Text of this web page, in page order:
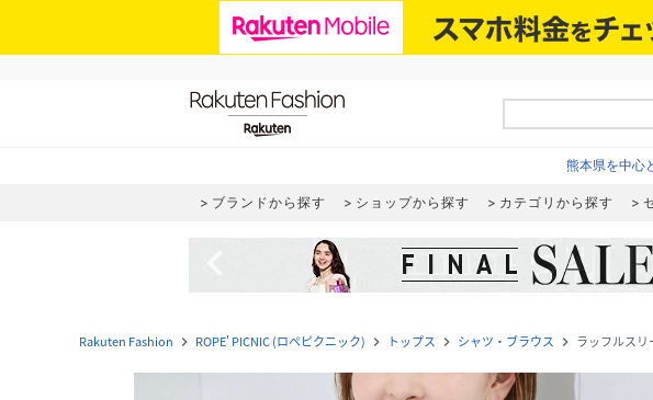
熊本県を中心
ブランドから探す ショップから探す カテゴリから探す
Rakuten Fashion navigate_next ROPE' PICNIC (ロペピクニック) navigate_next トップス navigate_next シャツ・ブラウス navigate_next ラッフルス